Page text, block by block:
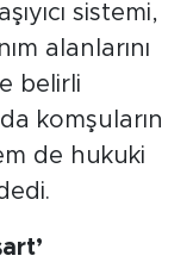
sistemi,
alanlarını
belirli
komşuların
de hukuki